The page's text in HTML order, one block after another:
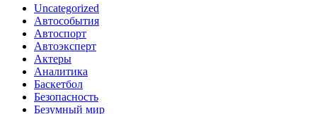
Uncategorized
Автособытия
Автоспорт
Автоэксперт
Актеры
Аналитика
Баскетбол
Безопасность
Безумный мир